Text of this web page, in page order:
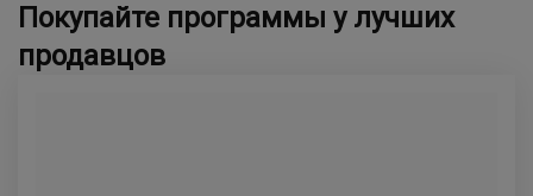
Покупайте программы у лучших
продавцов